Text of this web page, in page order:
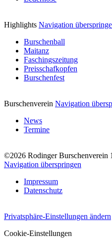
Highlights Navigation
Burschenball
Maitanz
Faschingszeitung
Preisschafkopfen
Burschenfest
Burschenverein Navigation
News
Termine
©2026 Rodinger Burschenverein
Navigation überspringen
Impressum
Datenschutz
Privatsphäre-Einstellungen ändern
Cookie-Einstellungen